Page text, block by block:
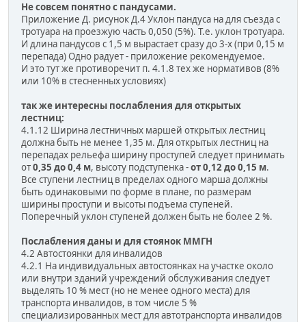
Не совсем понятно с пандусами.
Приложение Д. рисунок Д.4 Уклон пандуса на для съезда с
тротуара на проезжую часть 0,050 (5%). Т.е. уклон тротуара.
И длина пандусов с 1,5 м вырастает сразу до 3-х (при 0,15 м
перепада) Одно радует - приложение рекомендуемое.
И это тут же противоречит п. 4.1.8 тех же нормативов (8%
или 10% в стесненных условиях)
так же интересны послабления для открытых
лестниц:
4.1.12 Ширина лестничных маршей открытых лестниц
должна быть не менее 1,35 м. Для открытых лестниц на
перепадах рельефа ширину проступей следует принимать
от0,35 до 0,4 м, высоту подступенка -от 0,12 до 0,15 м.
Все ступени лестниц в пределах одного марша должны
быть одинаковыми по форме в плане, по размерам
ширины проступи и высоты подъема ступеней.
Поперечный уклон ступеней должен быть не более 2 %.
Послабления даны и для стоянок ММГН
4.2 Автостоянки для инвалидов
4.2.1 На индивидуальных автостоянках на участке около
или внутри зданий учреждений обслуживания следует
выделять 10 % мест (но не менее одного места) для
транспорта инвалидов, в том числе 5 %
специализированных мест для автотранспорта инвалидов